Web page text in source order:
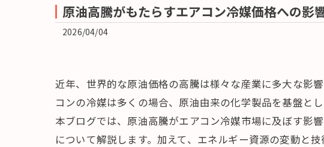
原油高騰がもたらすエアコン冷媒価格への影
2026/04/04
近年、世界的な原油価格の高騰は様々な産業に多大な影
コンの冷媒は多くの場合、原油由来の化学製品を基盤と
本ブログでは、原油高騰がエアコン冷媒市場に及ぼす影
について解説します。加えて、エネルギー資源の変動と